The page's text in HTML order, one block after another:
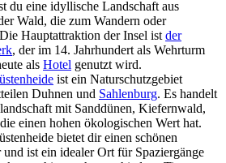
du eine idyllische Landschaft aus
Wald, die zum Wandern oder
Hauptattraktion der Insel ist der
, der im 14. Jahrhundert als Wehrturm
als Hotel genutzt wird.
ist ein Naturschutzgebiet
Duhnen und Sahlenburg. Es handelt
mit Sanddünen, Kiefernwald,
einen hohen ökologischen Wert hat.
bietet dir einen schönen
ist ein idealer Ort für Spaziergänge